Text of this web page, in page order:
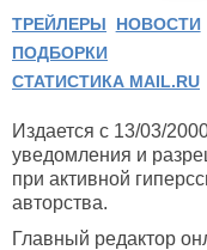
ТРЕЙЛЕРЫ НОВОСТИ
ПОДБОРКИ
СТАТИСТИКА MAIL.RU
Издается с 13/03/
уведомления и
при активной
авторства.
Главный редактор